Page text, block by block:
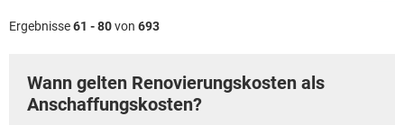
Ergebnisse61 - 80von 693
Wann gelten Renovierungskosten als
Anschaffungskosten?